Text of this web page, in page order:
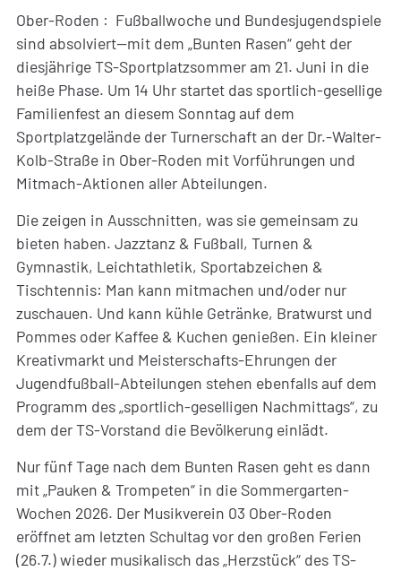
Ober-Roden : Fußballwoche und Bundesjugendspiele
sind absolviert—mit dem „Bunten Rasen“ geht der
diesjährige TS-Sportplatzsommer am 21. Juni in die
heiße Phase. Um 14 Uhr startet das sportlich-gesellige
Familienfest an diesem Sonntag auf dem
Sportplatzgelände der Turnerschaft an der Dr.-Walter-
Kolb-Straße in Ober-Roden mit Vorführungen und
Mitmach-Aktionen aller Abteilungen.
Die zeigen in Ausschnitten, was sie gemeinsam zu
bieten haben. Jazztanz & Fußball, Turnen &
Gymnastik, Leichtathletik, Sportabzeichen &
Tischtennis: Man kann mitmachen und/oder nur
zuschauen. Und kann kühle Getränke, Bratwurst und
Pommes oder Kaffee & Kuchen genießen. Ein kleiner
Kreativmarkt und Meisterschafts-Ehrungen der
Jugendfußball-Abteilungen stehen ebenfalls auf dem
Programm des „sportlich-geselligen Nachmittags“, zu
dem der TS-Vorstand die Bevölkerung einlädt.
Nur fünf Tage nach dem Bunten Rasen geht es dann
mit „Pauken & Trompeten“ in die Sommergarten-
Wochen 2026. Der Musikverein 03 Ober-Roden
eröffnet am letzten Schultag vor den großen Ferien
(26.7.) wieder musikalisch das „Herzstück“ des TS-